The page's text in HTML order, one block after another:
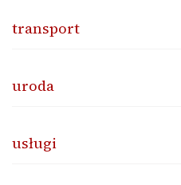
transport
uroda
usługi